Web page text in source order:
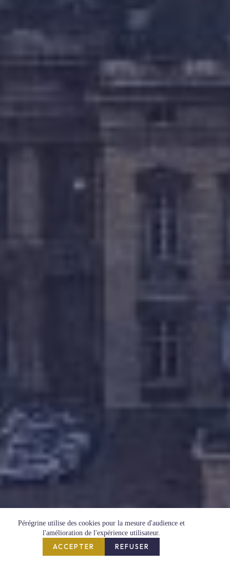
Pérégrine utilise des cookies pour la mesure d'audience et
l'amélioration de l'expérience utilisateur.
ACCEPTER REFUSER